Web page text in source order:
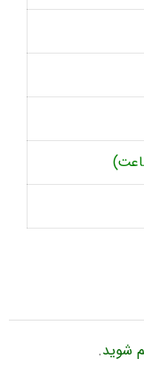
شوید.